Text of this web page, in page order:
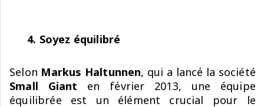
4. Soyez équilibré
Selon Markus Haltunnen, qui a lancé la société
Small Giant en février 2013, une équipe
équilibrée est un élément crucial pour le